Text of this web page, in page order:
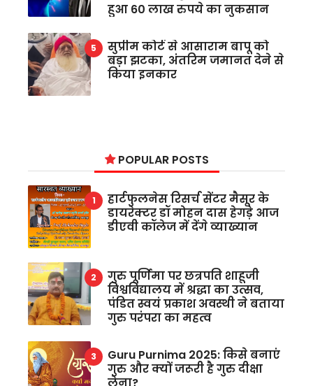
हुआ 60 लाख रुपये का नुकसान
सुप्रीम कोर्ट से आसाराम बापू को
बड़ा झटका, अंतरिम जमानत देने से
किया इनकार
POPULAR POSTS
हार्टफुलनेस रिसर्च सेंटर मैसूर के
डायरेक्टर डॉ मोहन दास हेगड़े आज
डीएवी कॉलेज में देंगे व्याख्यान
गुरु पूर्णिमा पर छत्रपति शाहूजी
विश्वविद्यालय में श्रद्धा का उत्सव,
पंडित स्वयं प्रकाश अवस्थी ने बताया
गुरु परंपरा का महत्व
Guru Purnima 2025: किसे बनाएं
गुरु और क्यों जरूरी है गुरु दीक्षा